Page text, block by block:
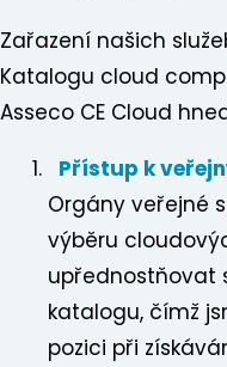
Zařazení našich
Katalogu cloud
Asseco CE Cloud
Přístup k
Orgány veřejné
výběru
upřednostňovat
katalogu, čímž
pozici při